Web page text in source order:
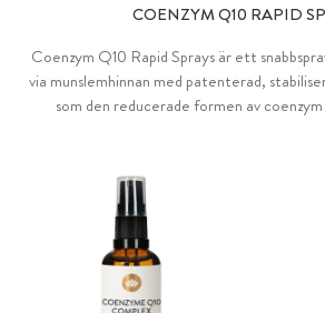
COENZYM Q10 RAPID
Coenzym Q10 Rapid Sprays är ett
via munslemhinnan med patenterad,
som den reducerade formen av
biotillgänglighet. Berikad med